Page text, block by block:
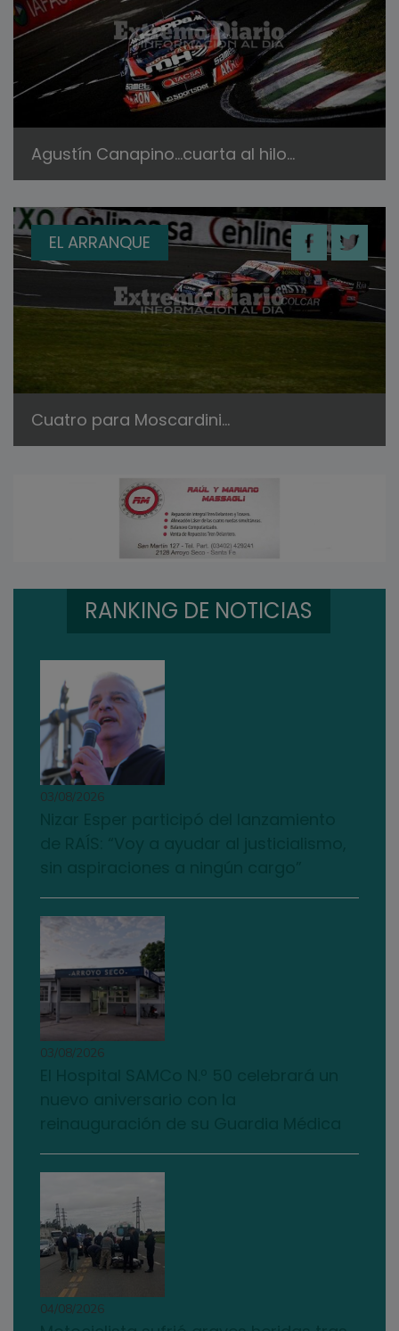
Agustín Canapino…cuarta al hilo…
EL ARRANQUE
Cuatro para Moscardini…
RANKING DE NOTICIAS
03/08/2026
03/08/2026
04/08/2026